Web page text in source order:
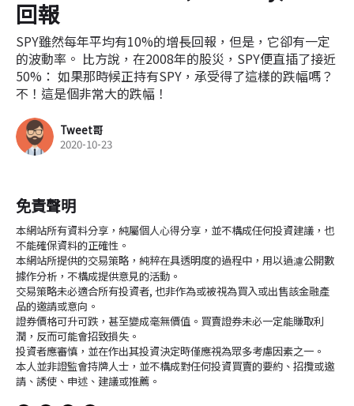
回報
SPY雖然每年平均有10%的增長回報，但是，它卻有一定
的波動率。 比方說，在2008年的股災，SPY便直插了接近
50%： 如果那時候正持有SPY，承受得了這樣的跌幅嗎？
不！這是個非常大的跌幅！
Tweet哥
2020-10-23
免責聲明
本網站所有資料分享，純屬個人心得分享，並不構成任何投資建議，也
不能確保資料的正確性。
本網站所提供的交易策略，純粹在具透明度的過程中，用以過濾公開數
據作分析，不構成提供意見的活動。
交易策略未必適合所有投資者, 也非作為或被視為買入或出售該金融產
品的邀請或意向。
證券價格可升可跌，甚至變成毫無價值。買賣證券未必一定能賺取利
潤，反而可能會招致損失。
投資者應審慎，並在作出其投資決定時僅應視為眾多考慮因素之一。
本人並非證監會持牌人士，並不構成對任何投資買賣的要約、招攬或邀
請、誘使、申述、建議或推薦。